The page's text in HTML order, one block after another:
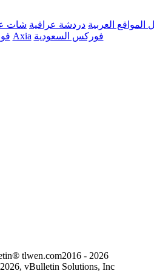
المواقع العربية دردشة عراقية شات
فوركس السعودية Axia
tlwen.com2016 - 2026
vBulletin Solutions, Inc.